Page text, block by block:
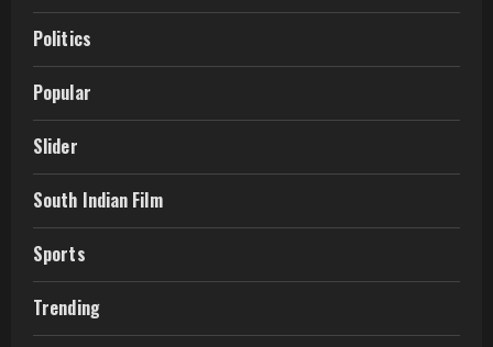
Politics
Popular
Slider
South Indian Film
Sports
Trending